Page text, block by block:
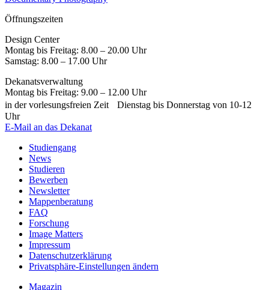
Öffnungszeiten
Design Center
Montag bis Freitag: 8.00 – 20.00 Uhr
Samstag: 8.00 – 17.00 Uhr
Dekanatsverwaltung
Montag bis Freitag: 9.00 – 12.00 Uhr
in der vorlesungsfreien Zeit Dienstag bis Donnerstag von 10-12
Uhr
E-Mail an das Dekanat
Studiengang
News
Studieren
Bewerben
Newsletter
Mappenberatung
FAQ
Forschung
Image Matters
Impressum
Datenschutzerklärung
Privatsphäre-Einstellungen ändern
Magazin